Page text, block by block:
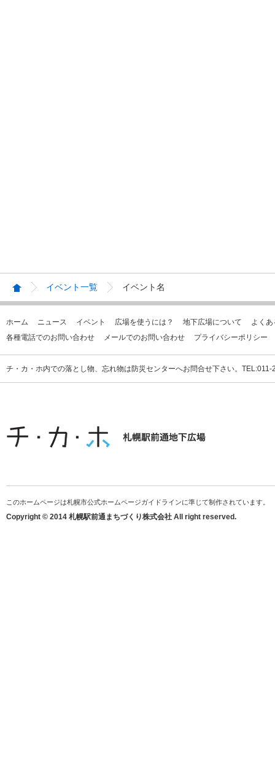
イベント一覧 イベント名
ホーム ニュース イベント 広場を使うには？ 地下広場について
よく
各種電話でのお問い合わせ
メールでのお問い合わせ プライバシーポリシー
チ・カ・ホ内での落とし物、忘れ物は防災センターへお問合せ下さい。
このホームページは札幌市公式ホームページガイドラインに準じて制作されています。
Copyright © 2014 札幌駅前通まちづくり株式会社 All right reserved.